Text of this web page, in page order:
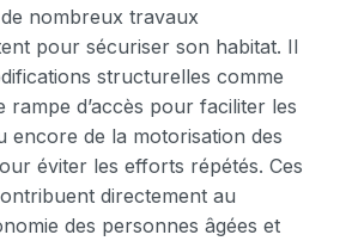
nombreux travaux
pour sécuriser son habitat. Il
structurelles comme
rampe d’accès pour faciliter les
encore de la motorisation des
éviter les efforts répétés. Ces
directement au
des personnes âgées et